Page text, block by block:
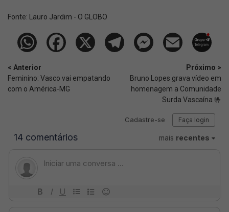
Fonte: Lauro Jardim - O GLOBO
< Anterior
Feminino: Vasco vai empatando
com o América-MG
Próximo >
Bruno Lopes grava vídeo em
homenagem a Comunidade
Surda Vascaína 🤟